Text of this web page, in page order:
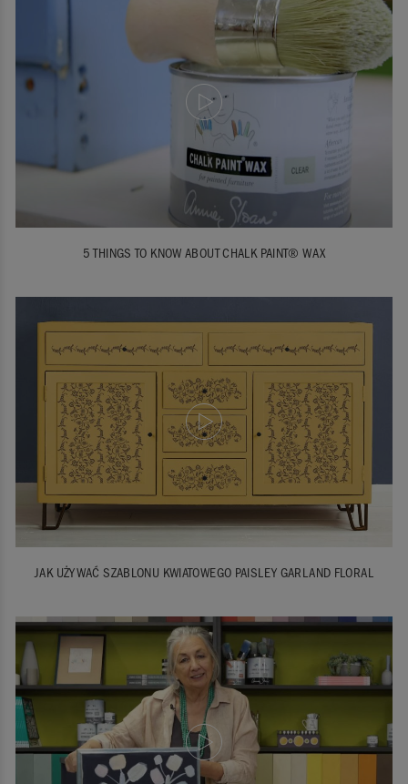
5 THINGS TO KNOW ABOUT CHALK PAINT® WAX
JAK UŻYWAĆ SZABLONU KWIATOWEGO PAISLEY GARLAND FLORAL